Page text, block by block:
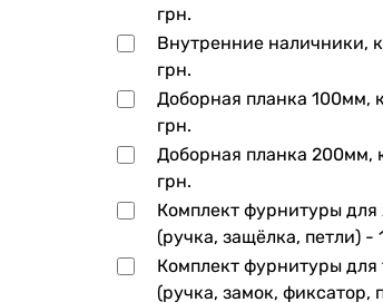
грн.
Внутренние наличники,
грн.
Доборная планка 100мм,
грн.
Доборная планка 200мм,
грн.
Комплект фурнитуры
(ручка, защёлка, петли) -
Комплект фурнитуры
(ручка, замок, фиксатор,